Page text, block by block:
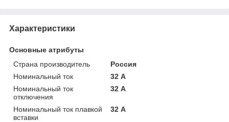
Характеристики
Основные атрибуты
Страна производитель
Россия
Номинальный ток
32 А
Номинальный ток
отключения
32 А
Номинальный ток плавкой
вставки
32 А